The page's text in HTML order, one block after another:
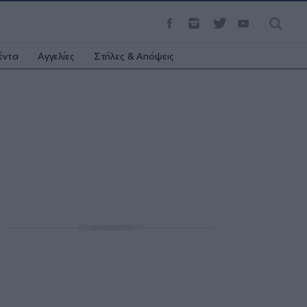
Αγγελίες Στήλες & Απόψεις